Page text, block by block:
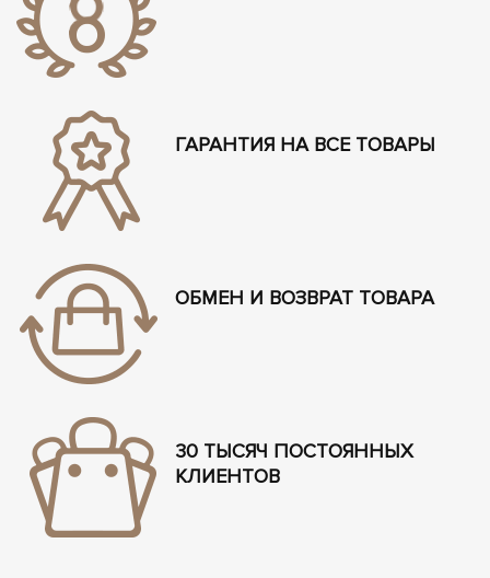
ГАРАНТИЯ НА ВСЕ ТОВАРЫ
ОБМЕН И ВОЗВРАТ ТОВАРА
30 ТЫСЯЧ ПОСТОЯННЫХ
КЛИЕНТОВ